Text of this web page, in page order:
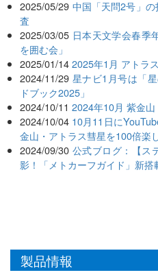
2025/05/29 中国「天問2号」
査
2025/03/05 日本天文学会春
を囲む会」
2025/01/14 2025年1月 アトラ
2024/11/29 星ナビ1月号は「
ドブック2025」
2024/10/11 2024年10月 紫金
2024/10/04 10月11日に
金山・アトラス彗星を100倍楽
2024/09/30 公式ブログ：【ス
影！「メトカーフガイド」新搭
製品情報